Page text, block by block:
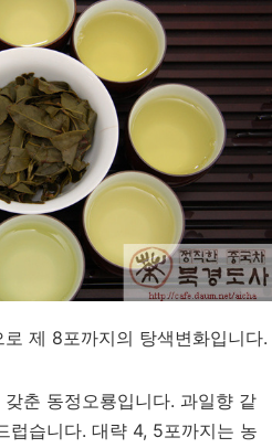
제 8포까지의 탕색변화입니다.
춘 동정오룡입니다. 과일향 같
럽습니다. 대략 4, 5포까지는 농